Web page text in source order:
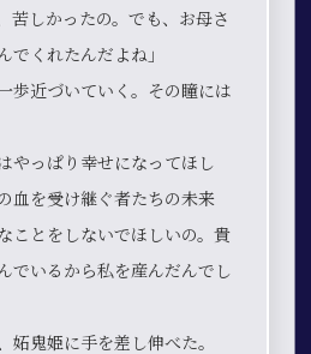
苦しかったの。でも、お母さ
でくれたんだよね」
歩近づいていく。その瞳には
やっぱり幸せになってほし
血を受け継ぐ者たちの未来
ことをしないでほしいの。貴
でいるから私を産んだんでし
妬鬼姫に手を差し伸べた。